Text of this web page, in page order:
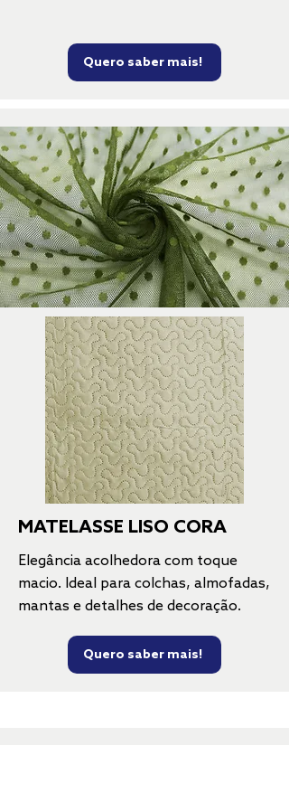
Quero saber mais!
MATELASSE LISO CORA
Elegância acolhedora com toque
macio. Ideal para colchas, almofadas,
mantas e detalhes de decoração.
Quero saber mais!